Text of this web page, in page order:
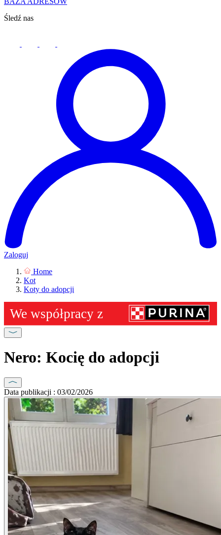
Śledź nas
Zaloguj
Home
Kot
Koty do adopcji
Nero: Kocię do adopcji
Data publikacji : 03/02/2026